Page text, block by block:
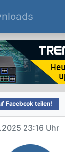
Facebook teilen!
23:16 Uhr